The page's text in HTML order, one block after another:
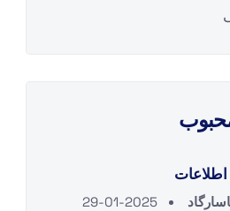
اطلاعات
2025-01-29